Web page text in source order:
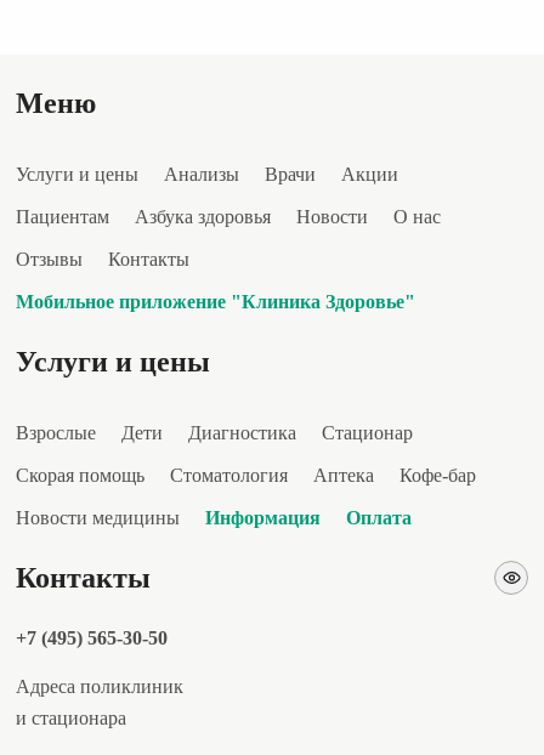
Меню
Услуги и цены Анализы Врачи Акции
Пациентам Азбука здоровья Новости О нас
Отзывы Контакты
Мобильное приложение "Клиника Здоровье"
Услуги и цены
Взрослые Дети Диагностика Стационар
Скорая помощь Стоматология Аптека Кофе-бар
Новости медицины Информация Оплата
Контакты
+7 (495) 565-30-50
Адреса поликлиник
и стационара